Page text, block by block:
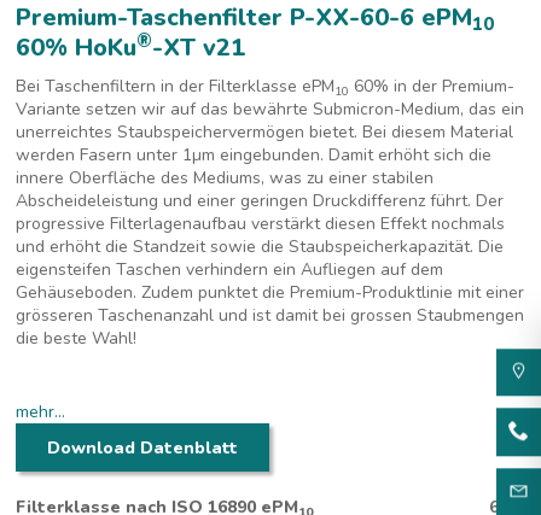
Premium-Taschenfilter P-XX-60-6 ePM10
60% HoKu®-XT v21
Bei Taschenfiltern in der Filterklasse ePM10 60% in der Premium-
Variante setzen wir auf das bewährte Submicron-Medium, das ein
unerreichtes Staubspeichervermögen bietet. Bei diesem Material
werden Fasern unter 1µm eingebunden. Damit erhöht sich die
innere Oberfläche des Mediums, was zu einer stabilen
Abscheideleistung und einer geringen Druckdifferenz führt. Der
progressive Filterlagenaufbau verstärkt diesen Effekt nochmals
und erhöht die Standzeit sowie die Staubspeicherkapazität. Die
eigensteifen Taschen verhindern ein Aufliegen auf dem
Gehäuseboden. Zudem punktet die Premium-Produktlinie mit einer
grösseren Taschenanzahl und ist damit bei grossen Staubmengen
die beste Wahl!
Energiekosten
mehr...
Download Datenblatt
Filterklasse nach ISO 16890 ePM 60%